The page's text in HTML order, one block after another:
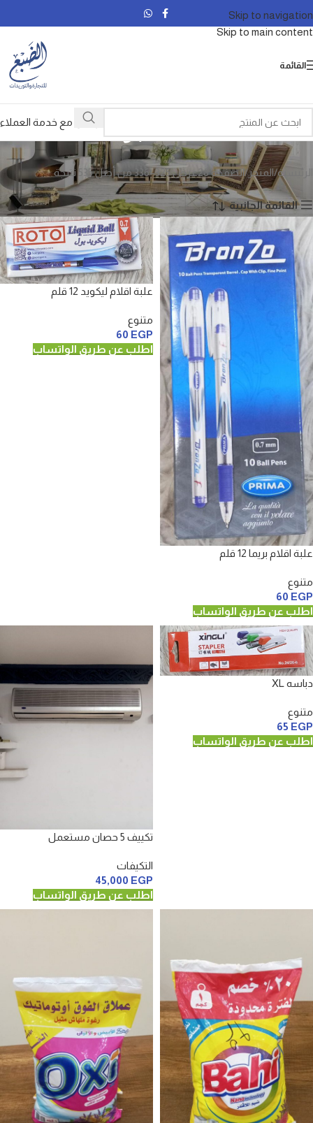
Skip to navigation
Skip to main content
القائمة
تواصل مع خدمة العملاء المتجر
الرئيسية المتجر الصفحة 28 عرض 325–336 من أصل 535 نتيجة
القائمة الجانبية
علبة اقلام بريما 12 قلم
متنوع
60 EGP
اطلب عن طريق الواتساب
علبة اقلام ليكويد 12 قلم
متنوع
60 EGP
اطلب عن طريق الواتساب
دباسه XL
متنوع
65 EGP
اطلب عن طريق الواتساب
تكييف 5 حصان مستعمل
التكيفات
45,000 EGP
اطلب عن طريق الواتساب